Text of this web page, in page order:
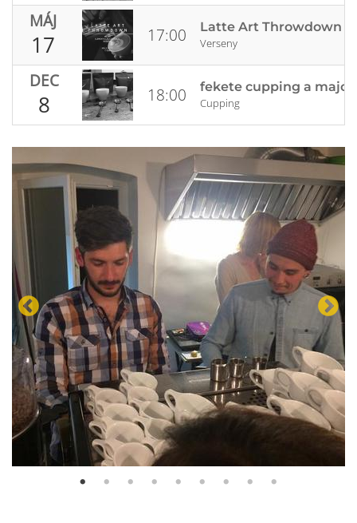
MÁJ
17 17:00 Latte Art Throwdown
Verseny
DEC
8 18:00 fekete cupping a
Cupping